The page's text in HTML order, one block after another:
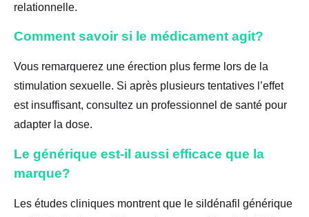
relationnelle.
Comment savoir si le médicament agit?
Vous remarquerez une érection plus ferme lors de la
stimulation sexuelle. Si après plusieurs tentatives l’effet
est insuffisant, consultez un professionnel de santé pour
adapter la dose.
Le générique est-il aussi efficace que la
marque?
Les études cliniques montrent que le sildénafil générique